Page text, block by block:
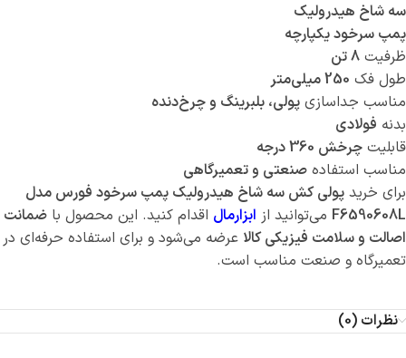
سه شاخ هیدرولیک
پمپ سرخود یکپارچه
ظرفیت 8 تن
طول فک 250 میلی‌متر
مناسب جداسازی پولی، بلبرینگ و چرخ‌دنده
بدنه فولادی
قابلیت چرخش 360 درجه
مناسب استفاده صنعتی و تعمیرگاهی
برای خرید پولی کش سه شاخ هیدرولیک پمپ سرخود فورس مدل
F6590608L می‌توانید از ابزارمال اقدام کنید. این محصول با ضمانت
اصالت و سلامت فیزیکی کالا عرضه می‌شود و برای استفاده حرفه‌ای در
تعمیرگاه و صنعت مناسب است.
نظرات (0)